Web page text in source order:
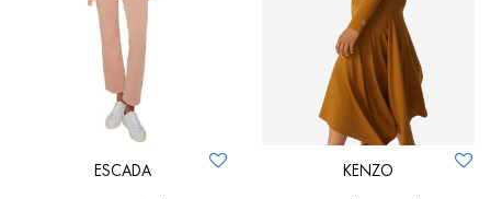
ESCADA KENZO